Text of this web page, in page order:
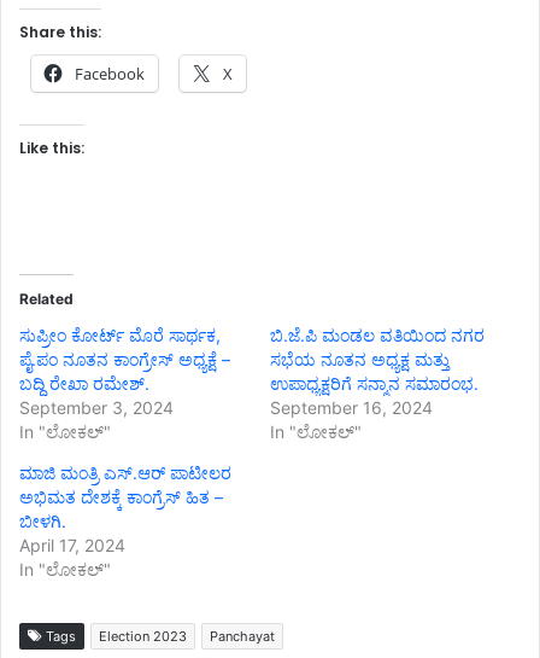
Share this:
Facebook X
Like this:
Related
ಸುಪ್ರೀಂ ಕೋರ್ಟ್ ಮೊರೆ ಸಾರ್ಥಕ,
ಪೈ.ಪಂ ನೂತನ ಕಾಂಗ್ರೇಸ್ ಅಧ್ಯಕ್ಷೆ –
ಬದ್ದಿ ರೇಖಾ ರಮೇಶ್.
September 3, 2024
In "ಲೋಕಲ್"
ಬಿ.ಜೆ.ಪಿ ಮಂಡಲ ವತಿಯಿಂದ ನಗರ
ಸಭೆಯ ನೂತನ ಅಧ್ಯಕ್ಷ ಮತ್ತು
ಉಪಾಧ್ಯಕ್ಷರಿಗೆ ಸನ್ಮಾನ ಸಮಾರಂಭ.
September 16, 2024
In "ಲೋಕಲ್"
ಮಾಜಿ ಮಂತ್ರಿ ಎಸ್.ಆರ್ ಪಾಟೀಲರ
ಅಭಿಮತ ದೇಶಕ್ಕೆ ಕಾಂಗ್ರೆಸ್ ಹಿತ –
ಬೀಳಗಿ.
April 17, 2024
In "ಲೋಕಲ್"
Tags Election 2023 Panchayat